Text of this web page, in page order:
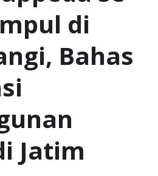
di
Bahas
Jatim